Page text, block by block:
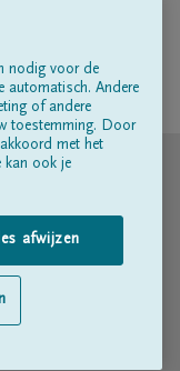
nodig voor de
automatisch. Andere
of andere
toestemming. Door
met het
kan ook je
afwijzen